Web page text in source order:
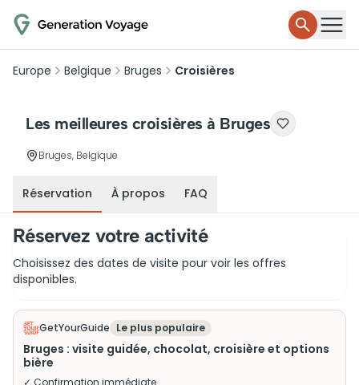
Europe Belgique Bruges Croisières
Les meilleures croisières à Bruges
Bruges, Belgique
Réservation À propos FAQ
Réservez votre activité
Choisissez des dates de visite pour voir les offres
disponibles.
GetYourGuide Le plus populaire
Bruges : visite guidée, chocolat, croisière et options
bière
✓ Confirmation immédiate